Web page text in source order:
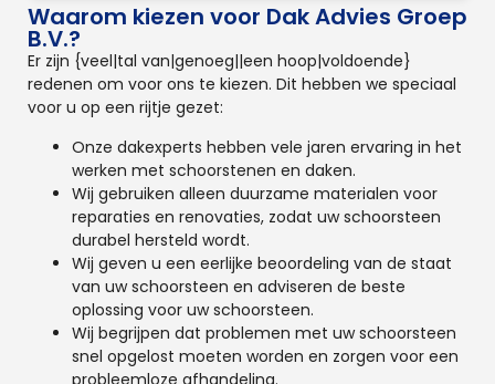
Waarom kiezen voor Dak Advies Groep
B.V.?
Er zijn {veel|tal van|genoeg||een hoop|voldoende}
redenen om voor ons te kiezen. Dit hebben we speciaal
voor u op een rijtje gezet:
Onze dakexperts hebben vele jaren ervaring in het
werken met schoorstenen en daken.
Wij gebruiken alleen duurzame materialen voor
reparaties en renovaties, zodat uw schoorsteen
durabel hersteld wordt.
Wij geven u een eerlijke beoordeling van de staat
van uw schoorsteen en adviseren de beste
oplossing voor uw schoorsteen.
Wij begrijpen dat problemen met uw schoorsteen
snel opgelost moeten worden en zorgen voor een
probleemloze afhandeling.